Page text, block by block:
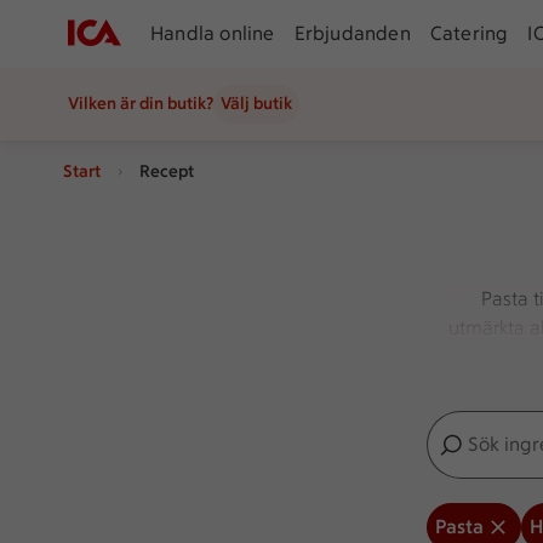
Handla online Erbjudanden Catering
Vilken är din butik? Välj butik
Start Recept
Pasta
utmärkta
Sök
Inga förslag
Pasta